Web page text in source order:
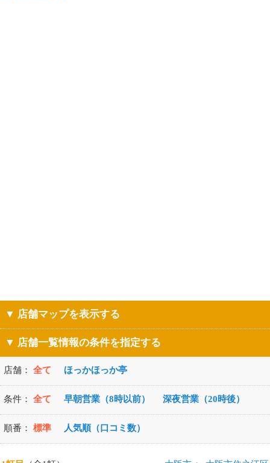
▼ 店舗マップを表示する
▼ 店舗一覧情報の条件を指定する
店舗： 全て ほっかほっか亭
条件： 全て 早朝営業（8時以前） 深夜営業（20時後）
順番： 標準 人気順（口コミ数）